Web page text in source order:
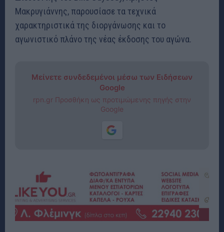
Μακρυγιάννης, παρουσίασε τα τεχνικά
χαρακτηριστικά της διοργάνωσης και το
αγωνιστικό πλάνο της νέας έκδοσης του αγώνα.
Μείνετε συνδεδεμένοι μέσω των Ειδήσεων
Google
rpn.gr Προσθήκη ως προτιμώμενης πηγής στην
Google